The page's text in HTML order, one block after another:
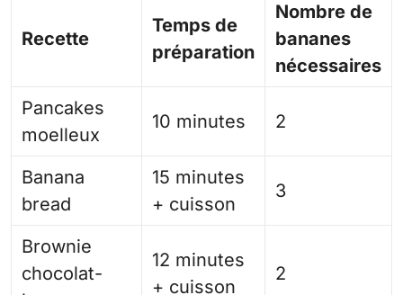
Recette
Temps de
préparation
Nombre de
bananes
nécessaires
Pancakes
moelleux
10 minutes 2
Banana
bread
15 minutes
+ cuisson
3
Brownie
chocolat-
12 minutes
+ cuisson
2